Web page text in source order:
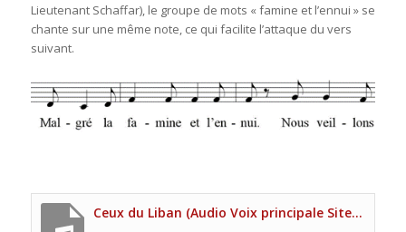
Lieutenant Schaffar), le groupe de mots « famine et l’ennui » se
chante sur une même note, ce qui facilite l’attaque du vers
suivant.
Ceux du Liban (Audio Voix principale Site UNP)